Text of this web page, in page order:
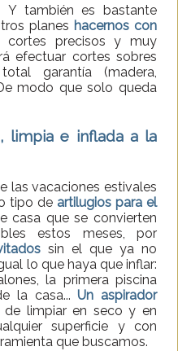
Y también es bastante
planes hacernos con
cortes precisos y muy
efectuar cortes sobres
garantía (madera,
modo que solo queda
limpia e inflada a la
las vacaciones estivales
tipo de artilugios para el
casa que se convierten
estos meses, por
sin el que ya no
lo que haya que inflar:
la primera piscina
la casa...Un aspirador
de limpiar en seco y en
superficie y con
que buscamos.